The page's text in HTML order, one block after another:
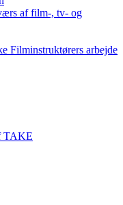
af film-, tv- og
Filminstruktørers arbejde
TAKE